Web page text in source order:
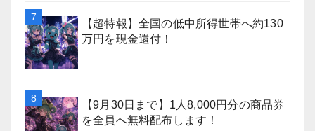
【超特報】全国の低中所得世帯へ約130
万円を現金還付！
【9月30日まで】1人8,000円分の商品券
を全員へ無料配布します！